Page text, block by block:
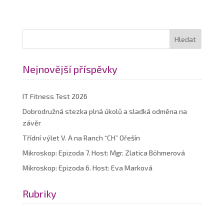
Nejnovější příspěvky
IT Fitness Test 2026
Dobrodružná stezka plná úkolů a sladká odměna na
závěr
Třídní výlet V. A na Ranch “CH” Ořešín
Mikroskop: Epizoda 7. Host: Mgr. Zlatica Böhmerová
Mikroskop: Epizoda 6. Host: Eva Marková
Rubriky